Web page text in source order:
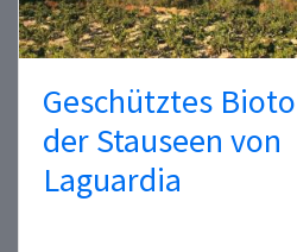
Geschütztes
der Stauseen von
Laguardia